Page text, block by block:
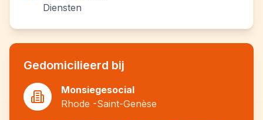
Diensten
Gedomicilieerd bij
Monsiegesocial
Rhode -Saint-Genèse